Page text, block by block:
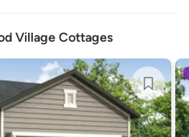
Village Cottages